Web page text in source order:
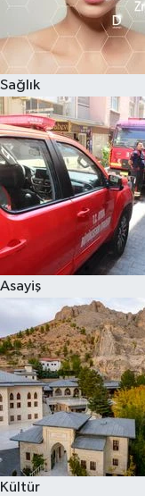
Sağlık
Asayiş
Kültür